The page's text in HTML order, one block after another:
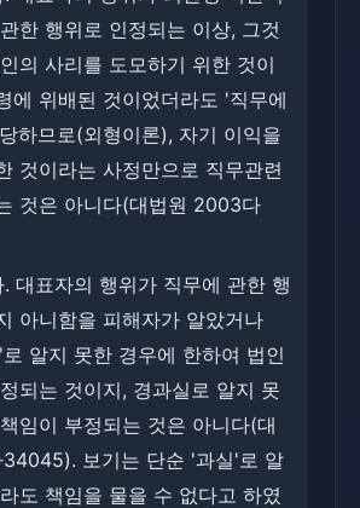
한 행위로 인정되는 이상, 그것
의 사리를 도모하기 위한 것이
에 위배된 것이었더라도 '직무에
하므로(외형이론), 자기 이익을
것이라는 사정만으로 직무관련
것은 아니다(대법원 2003다
. 대표자의 행위가 직무에 관한 행
아니함을 피해자가 알았거나
알지 못한 경우에 한하여 법인
되는 것이지, 경과실로 알지 못
임이 부정되는 것은 아니다(대
보기는 단순 '과실'로 알
도 책임을 물을 수 없다고 하였